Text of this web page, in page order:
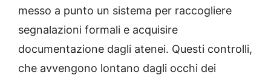
messo a punto un sistema per raccogliere
segnalazioni formali e acquisire
documentazione dagli atenei. Questi controlli,
che avvengono lontano dagli occhi dei